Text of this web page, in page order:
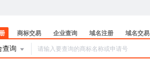
商标交易 企业查询 域名注册 域名交易
查询